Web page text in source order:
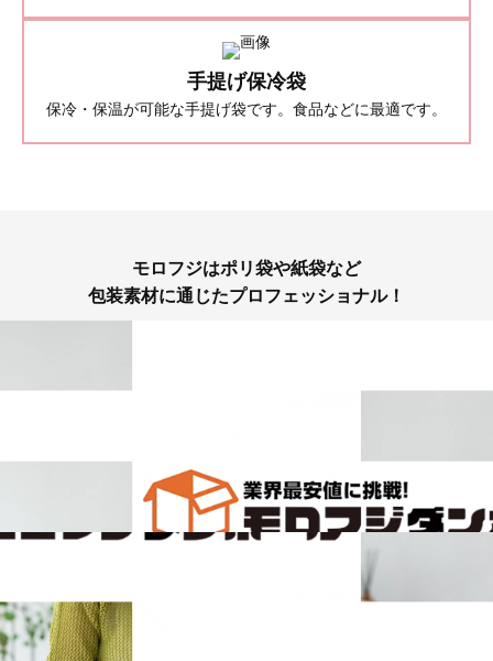
手提げ保冷袋
保冷・保温が可能な手提げ袋です。食品などに最適です。
モロフジはポリ袋や紙袋など
包装素材に通じたプロフェッショナル！